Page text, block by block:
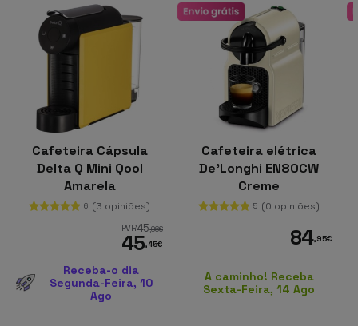
Cafeteira Cápsula
Delta Q Mini Qool
Amarela
6 (3 opiniões)
PVR45,96€
45,45€
Receba-o dia
Segunda-Feira, 10
Ago
Cafeteira elétrica
De'Longhi EN80CW
Creme
5 (0 opiniões)
84,95€
A caminho! Receba
Sexta-Feira, 14 Ago